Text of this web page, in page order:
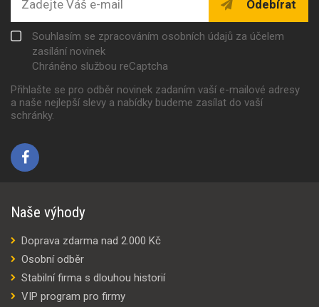
Odebírat
Souhlasím se zpracováním osobních údajů za účelem
zasílání novinek
Chráněno službou reCaptcha
Přihlašte se pro odběr novinek zadaním vaší e-mailové adresy
a naše nejlepší slevy a nabídky budeme zasílat do vaší
schránky.
Naše výhody
Doprava zdarma nad 2.000 Kč
Osobní odběr
Stabilní firma s dlouhou historií
VIP program pro firmy